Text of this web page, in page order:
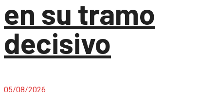
en su tramo
decisivo
05/08/2026